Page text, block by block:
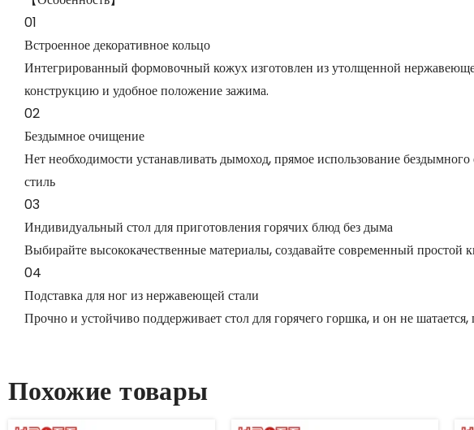
01
Встроенное декоративное кольцо
Интегрированный формовочный кожух изготовлен из утолщенной
конструкцию и удобное положение зажима.
02
Бездымное очищение
Нет необходимости устанавливать дымоход, прямое использование
стиль
03
Индивидуальный стол для приготовления горячих блюд без дыма
Выбирайте высококачественные материалы, создавайте современный
04
Подставка для ног из нержавеющей стали
Прочно и устойчиво поддерживает стол для горячего горшка, и он не
Похожие товары